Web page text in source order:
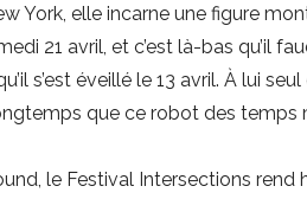
York, elle incarne une figure
21 avril, et c’est là-bas qu’il
s’est éveillé le 13 avril. À lui
que ce robot des
le Festival Intersections rend